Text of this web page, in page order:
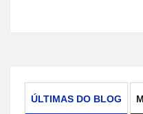
ÚLTIMAS DO BLOG